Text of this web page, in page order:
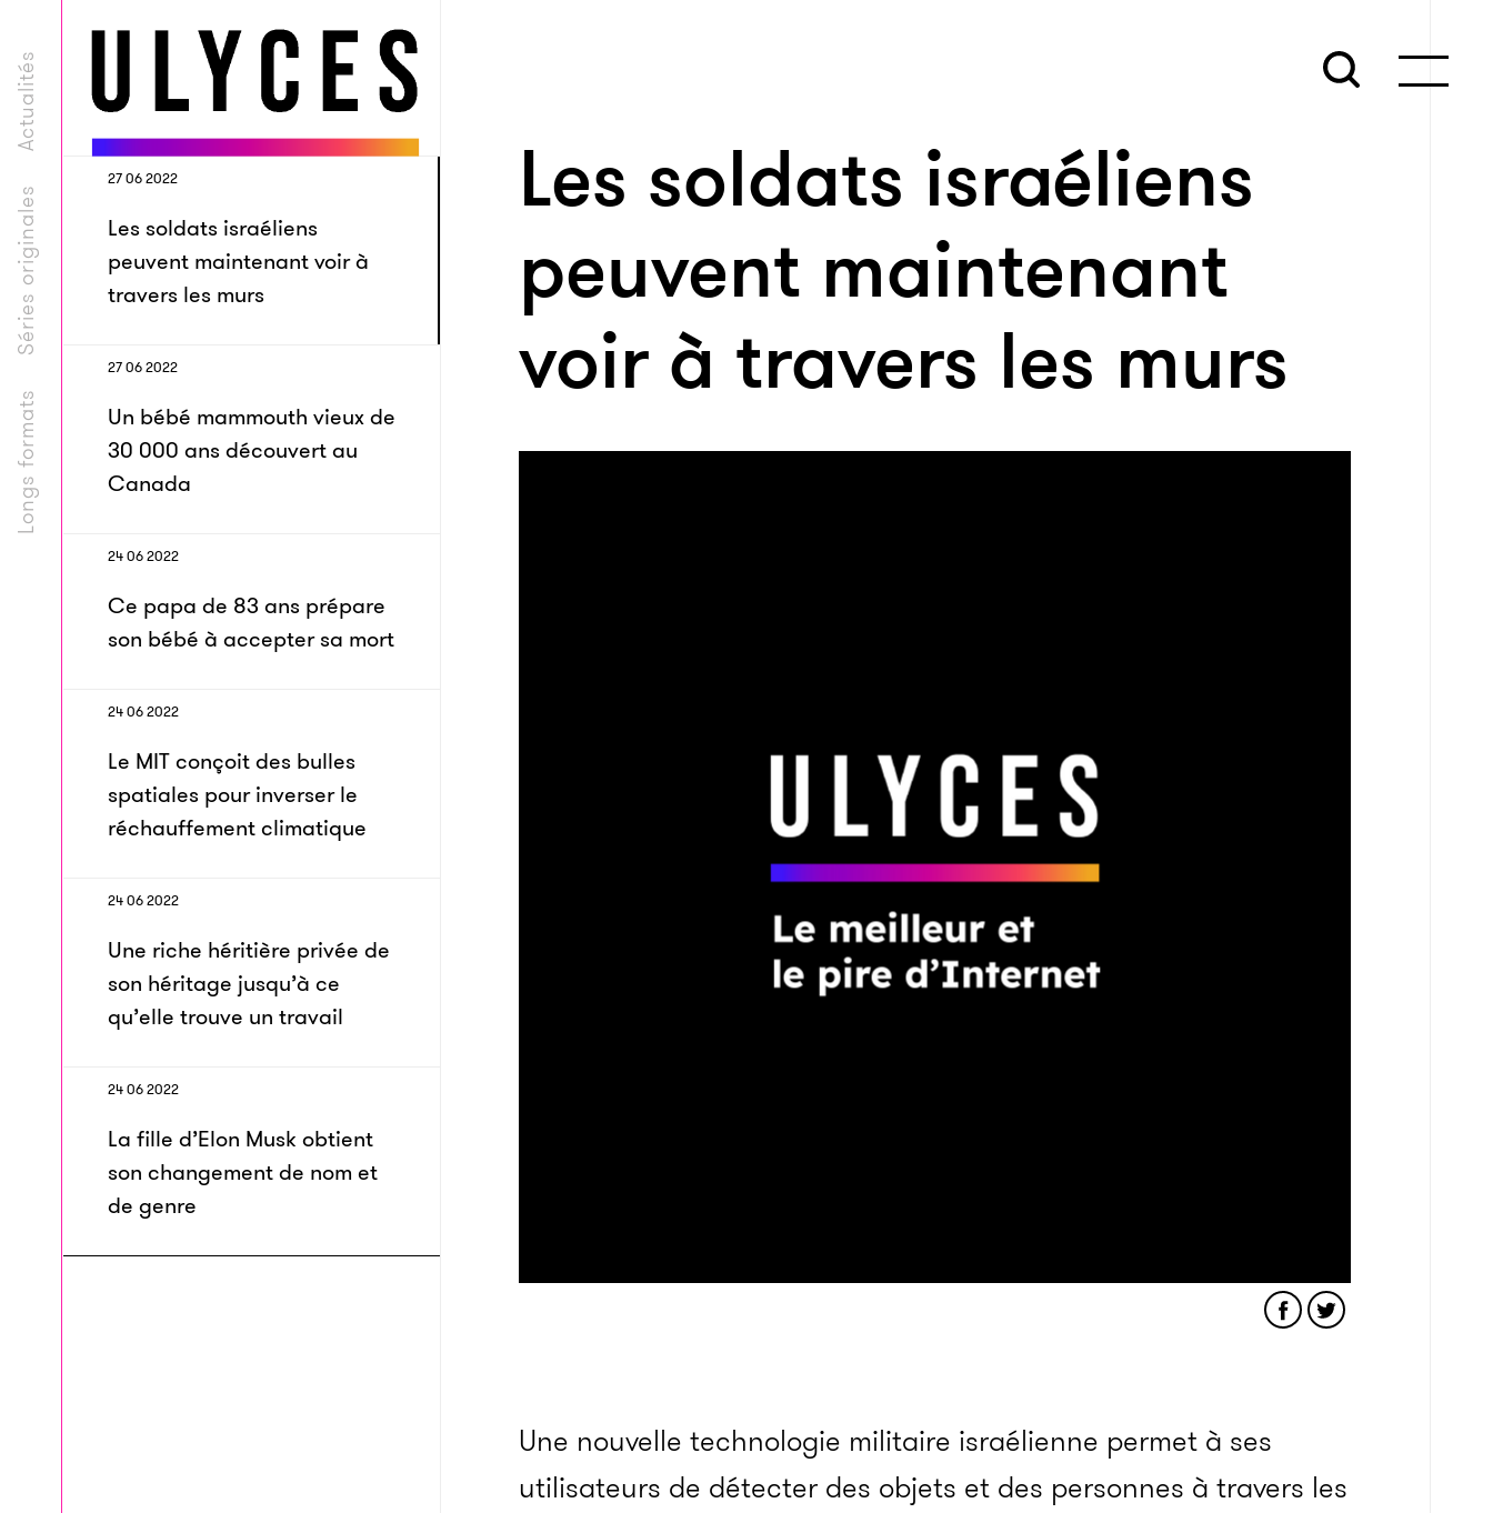
Longs formats
Séries originales
Actualités
27 06 2022
Les soldats israéliens
peuvent maintenant voir à
travers les murs
27 06 2022
Un bébé mammouth vieux de
30 000 ans découvert au
Canada
24 06 2022
Ce papa de 83 ans prépare
son bébé à accepter sa mort
24 06 2022
Le MIT conçoit des bulles
spatiales pour inverser le
réchauffement climatique
24 06 2022
Une riche héritière privée de
son héritage jusqu’à ce
qu’elle trouve un travail
24 06 2022
La fille d’Elon Musk obtient
son changement de nom et
de genre
Les soldats israéliens
peuvent maintenant
voir à travers les murs
Une nouvelle technologie militaire israélienne permet à ses
utilisateurs de détecter des objets et des personnes à travers les